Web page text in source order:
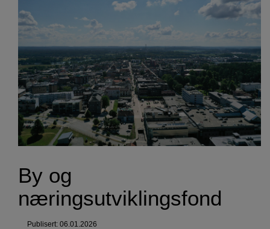
By og
næringsutviklingsfond
Publisert: 06.01.2026